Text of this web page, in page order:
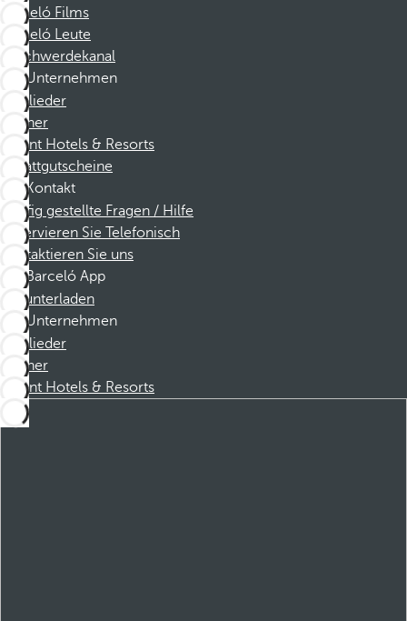
Barceló Films
Barceló Leute
Beschwerdekanal
Unternehmen
Mitglieder
Partner
Dorint Hotels & Resorts
Rabattgutscheine
Kontakt
Häufig gestellte Fragen / Hilfe
Reservieren Sie Telefonisch
Kontaktieren Sie uns
Barceló App
Herunterladen
Unternehmen
Mitglieder
Partner
Dorint Hotels & Resorts